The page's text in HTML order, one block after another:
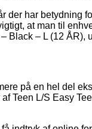
der har betydning
at man til
Black – L (12
på en hel del
Teen L/S Easy